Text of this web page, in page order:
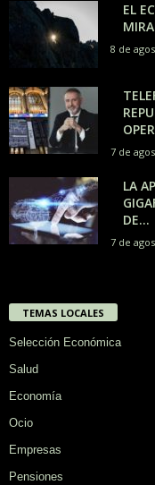
EL
8 de
7 de
LA
DE...
7 de
TEMAS LOCALES
Selección Económica
Salud
Economía
Ocio
Empresas
Pensiones